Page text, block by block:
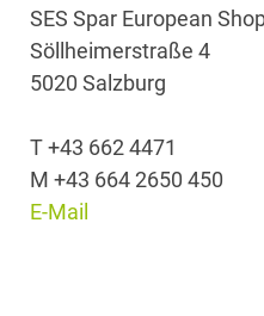
SES Spar European
Söllheimerstraße 4
5020 Salzburg
T +43 662 4471
M +43 664 2650 450
E-Mail